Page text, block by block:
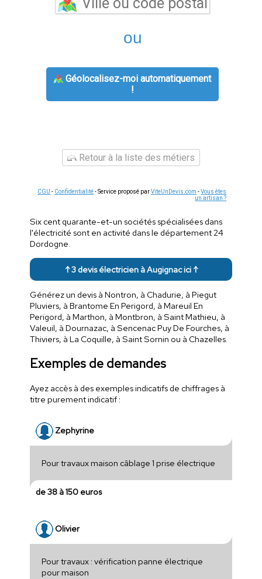
ou
Géolocalisez-moi automatiquement
!
Retour à la liste des métiers
CGU - Confidentialité- Service proposé parViteUnDevis.com -Vous êtes
un artisan ?
Six cent quarante-et-un sociétés spécialisées dans
l'électricité sont en activité dans le département 24
Dordogne.
↑ 3 devis électricien à Augignac ici ↑
Générez un devis à Nontron, à Chadurie, à Piegut
Pluviers, à Brantome En Perigord, à Mareuil En
Perigord, à Marthon, à Montbron, à Saint Mathieu, à
Valeuil, à Dournazac, à Sencenac Puy De Fourches, à
Thiviers, à La Coquille, à Saint Sornin ou à Chazelles.
Exemples de demandes
Ayez accès à des exemples indicatifs de chiffrages à
titre purement indicatif :
Zephyrine
Pour travaux maison câblage 1 prise électrique
de 38 à 150 euros
Olivier
Pour travaux : vérification panne électrique
pour maison